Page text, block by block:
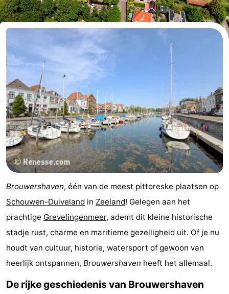
breakfasts)
Hotels
-
Buitenheem
-
De
Oase
-
Duinoord
-
Ginsterveld
-
Julianahoeve
Livingstone
-
Port
Greve
-
Port
Zélande
-
Resort
Haamstede
-
Résidence
-
Brouwershaven, één van de meest pittoreske plaatsen op
Schouwen-Duiveland in Zeeland! Gelegen aan het
prachtige Grevelingenmeer, ademt dit kleine historische
stadje rust, charme en maritieme gezelligheid uit. Of je nu
houdt van cultuur, historie, watersport of gewoon van
heerlijk ontspannen, Brouwershaven heeft het allemaal.
De rijke geschiedenis van Brouwershaven